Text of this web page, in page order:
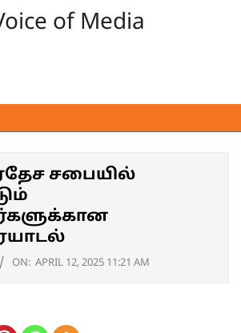
சபையில்
ON: APRIL 12, 2025 11:21 AM